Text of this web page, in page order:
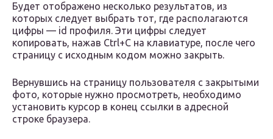
Будет отображено несколько результатов, из
которых следует выбрать тот, где располагаются
цифры — id профиля. Эти цифры следует
копировать, нажав Ctrl+C на клавиатуре, после чего
страницу с исходным кодом можно закрыть.
Вернувшись на страницу пользователя с закрытыми
фото, которые нужно просмотреть, необходимо
установить курсор в конец ссылки в адресной
строке браузера.